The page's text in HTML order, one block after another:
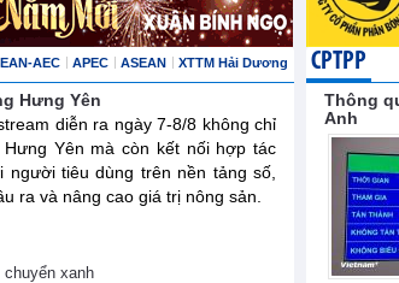
AEC APEC ASEAN XTTM Hải Dương
Hưng Yên
diễn ra ngày 7-8/8 không chỉ
Yên mà còn kết nối hợp tác
người tiêu dùng trên nền tảng số,
ra và nâng cao giá trị nông sản.
xanh
CPTPP
Thông
Anh